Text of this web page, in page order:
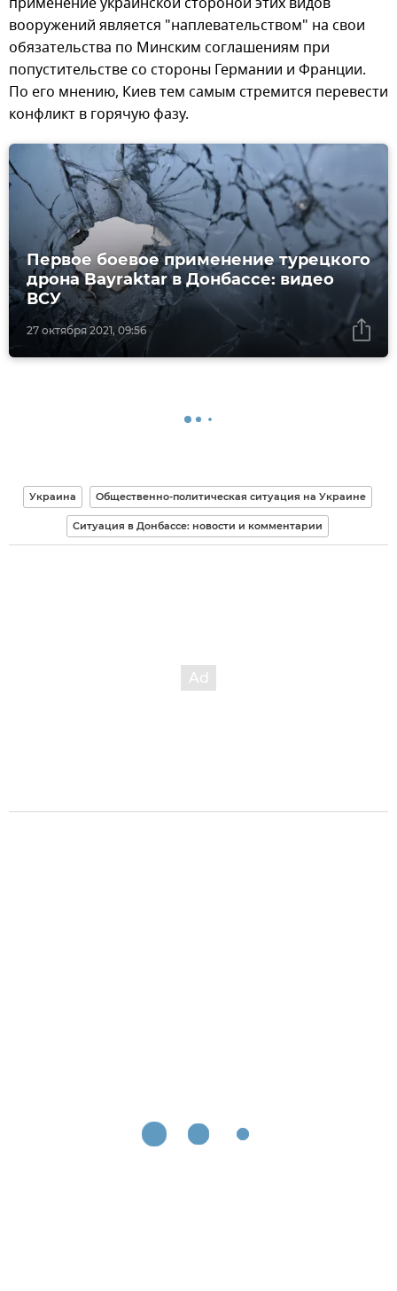
вооружений является "наплевательством" на свои
обязательства по Минским соглашениям при
попустительстве со стороны Германии и Франции.
По его мнению, Киев тем самым стремится перевести
конфликт в горячую фазу.
27 октября 2021, 09:56
Первое боевое применение турецкого
дрона Bayraktar в Донбассе: видео
ВСУ
Украина Общественно-политическая ситуация на Украине
Ситуация в Донбассе: новости и комментарии